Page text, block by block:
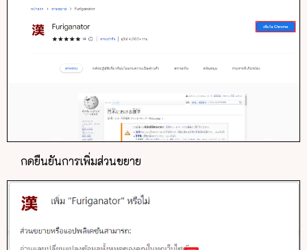
กดยืนยันการเพิ่มส่วนขยาย